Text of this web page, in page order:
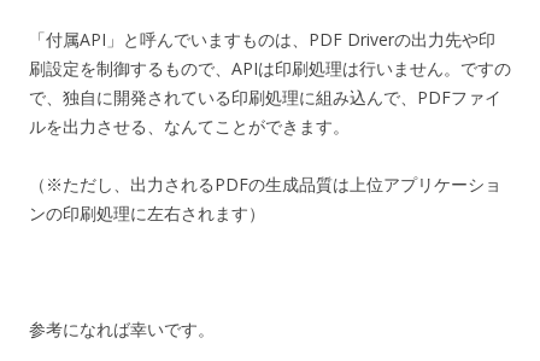
「付属API」と呼んでいますものは、PDF Driverの出力先や印
刷設定を制御するもので、APIは印刷処理は行いません。ですの
で、独自に開発されている印刷処理に組み込んで、PDFファイ
ルを出力させる、なんてことができます。
（※ただし、出力されるPDFの生成品質は上位アプリケーショ
ンの印刷処理に左右されます）
参考になれば幸いです。